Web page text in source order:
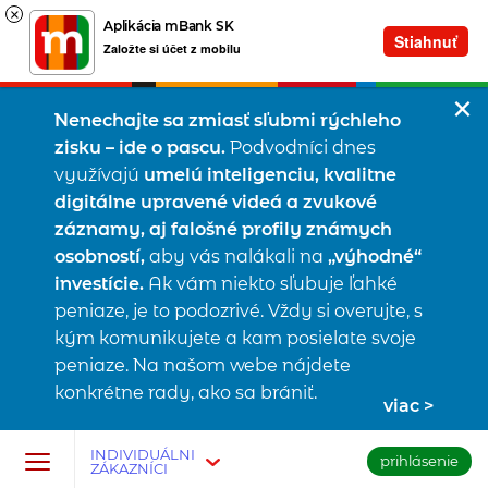
×
Aplikácia mBank SK
Založte si účet z mobilu
Stiahnuť
Nenechajte sa zmiasť sľubmi rýchleho
zisku – ide o pascu. Podvodníci dnes
využívajú umelú inteligenciu, kvalitne
digitálne upravené videá a zvukové
záznamy, aj falošné profily známych
osobností, aby vás nalákali na „výhodné“
investície. Ak vám niekto sľubuje ľahké
peniaze, je to podozrivé. Vždy si overujte, s
kým komunikujete a kam posielate svoje
peniaze. Na našom webe nájdete
konkrétne rady, ako sa brániť.
viac
INDIVIDUÁLNI
ZÁKAZNÍCI
prihlásenie